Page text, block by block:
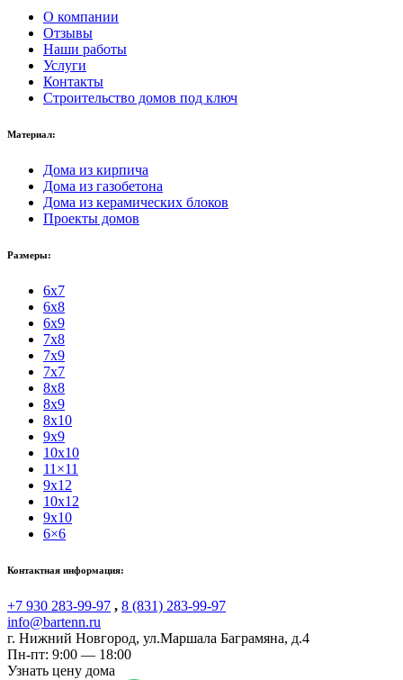
О компании
Отзывы
Наши работы
Услуги
Контакты
Строительство домов под ключ
Материал:
Дома из кирпича
Дома из газобетона
Дома из керамических блоков
Проекты домов
Размеры:
6x7
6x8
6x9
7x8
7x9
7x7
8x8
8x9
8x10
9x9
10x10
11×11
9x12
10x12
9x10
6×6
Контактная информация:
+7 930 283-99-97 , 8 (831) 283-99-97
info@bartenn.ru
г. Нижний Новгород, ул.Маршала Баграмяна, д.4
Пн-пт: 9:00 — 18:00
Узнать цену дома